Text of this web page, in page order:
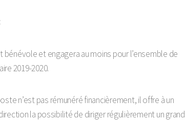
bénévole et engagera au moins pour l’ensemble de
2019-2020.
n’est pas rémunéré financièrement, il offre à un
la possibilité de diriger régulièrement un grand